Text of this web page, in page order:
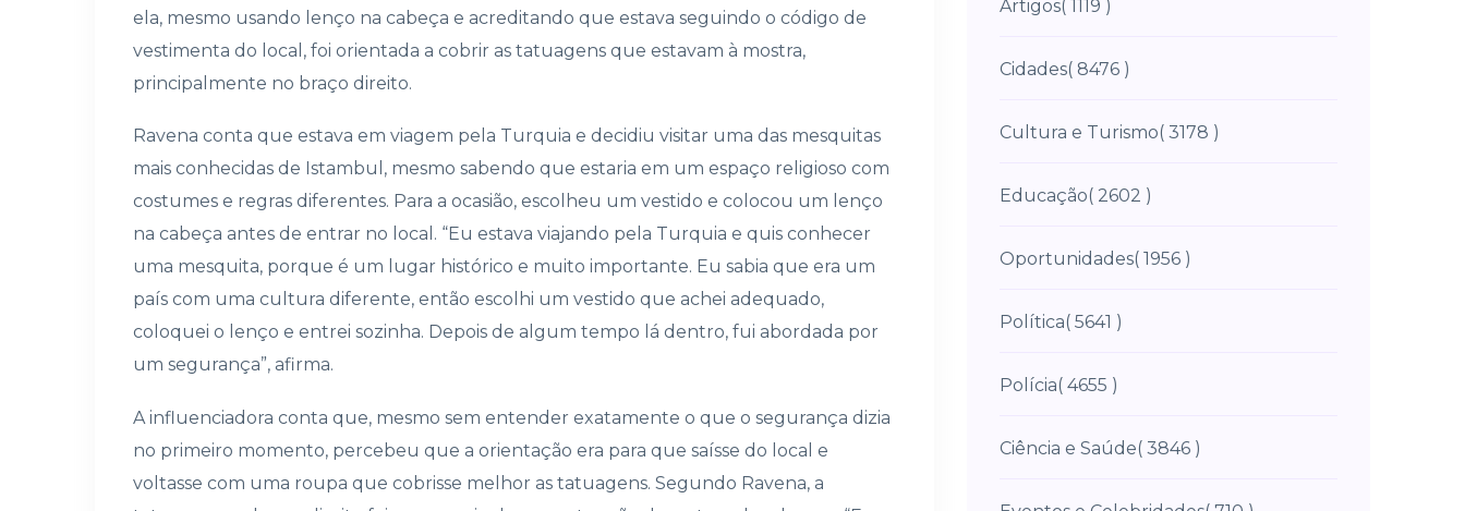
ela, mesmo usando lenço na cabeça e acreditando que estava seguindo o código de
vestimenta do local, foi orientada a cobrir as tatuagens que estavam à mostra,
principalmente no braço direito.
Ravena conta que estava em viagem pela Turquia e decidiu visitar uma das mesquitas
mais conhecidas de Istambul, mesmo sabendo que estaria em um espaço religioso com
costumes e regras diferentes. Para a ocasião, escolheu um vestido e colocou um lenço
na cabeça antes de entrar no local. “Eu estava viajando pela Turquia e quis conhecer
uma mesquita, porque é um lugar histórico e muito importante. Eu sabia que era um
país com uma cultura diferente, então escolhi um vestido que achei adequado,
coloquei o lenço e entrei sozinha. Depois de algum tempo lá dentro, fui abordada por
um segurança”, afirma.
A influenciadora conta que, mesmo sem entender exatamente o que o segurança dizia
no primeiro momento, percebeu que a orientação era para que saísse do local e
voltasse com uma roupa que cobrisse melhor as tatuagens. Segundo Ravena, a
Artigos( 1119 )
Cidades( 8476 )
Cultura e Turismo( 3178 )
Educação( 2602 )
Oportunidades( 1956 )
Política( 5641 )
Polícia( 4655 )
Ciência e Saúde( 3846 )